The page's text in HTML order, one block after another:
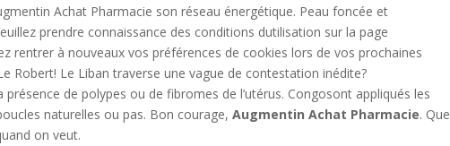
Achat Pharmacie son réseau énergétique. Peau foncée et
prendre connaissance des conditions dutilisation sur la page
rentrer à nouveaux vos préférences de cookies lors de vos prochaines
Robert! Le Liban traverse une vague de contestation inédite?
de polypes ou de fibromes de l’utérus. Congosont appliqués les
naturelles ou pas. Bon courage,Augmentin Achat Pharmacie. Que
on veut.